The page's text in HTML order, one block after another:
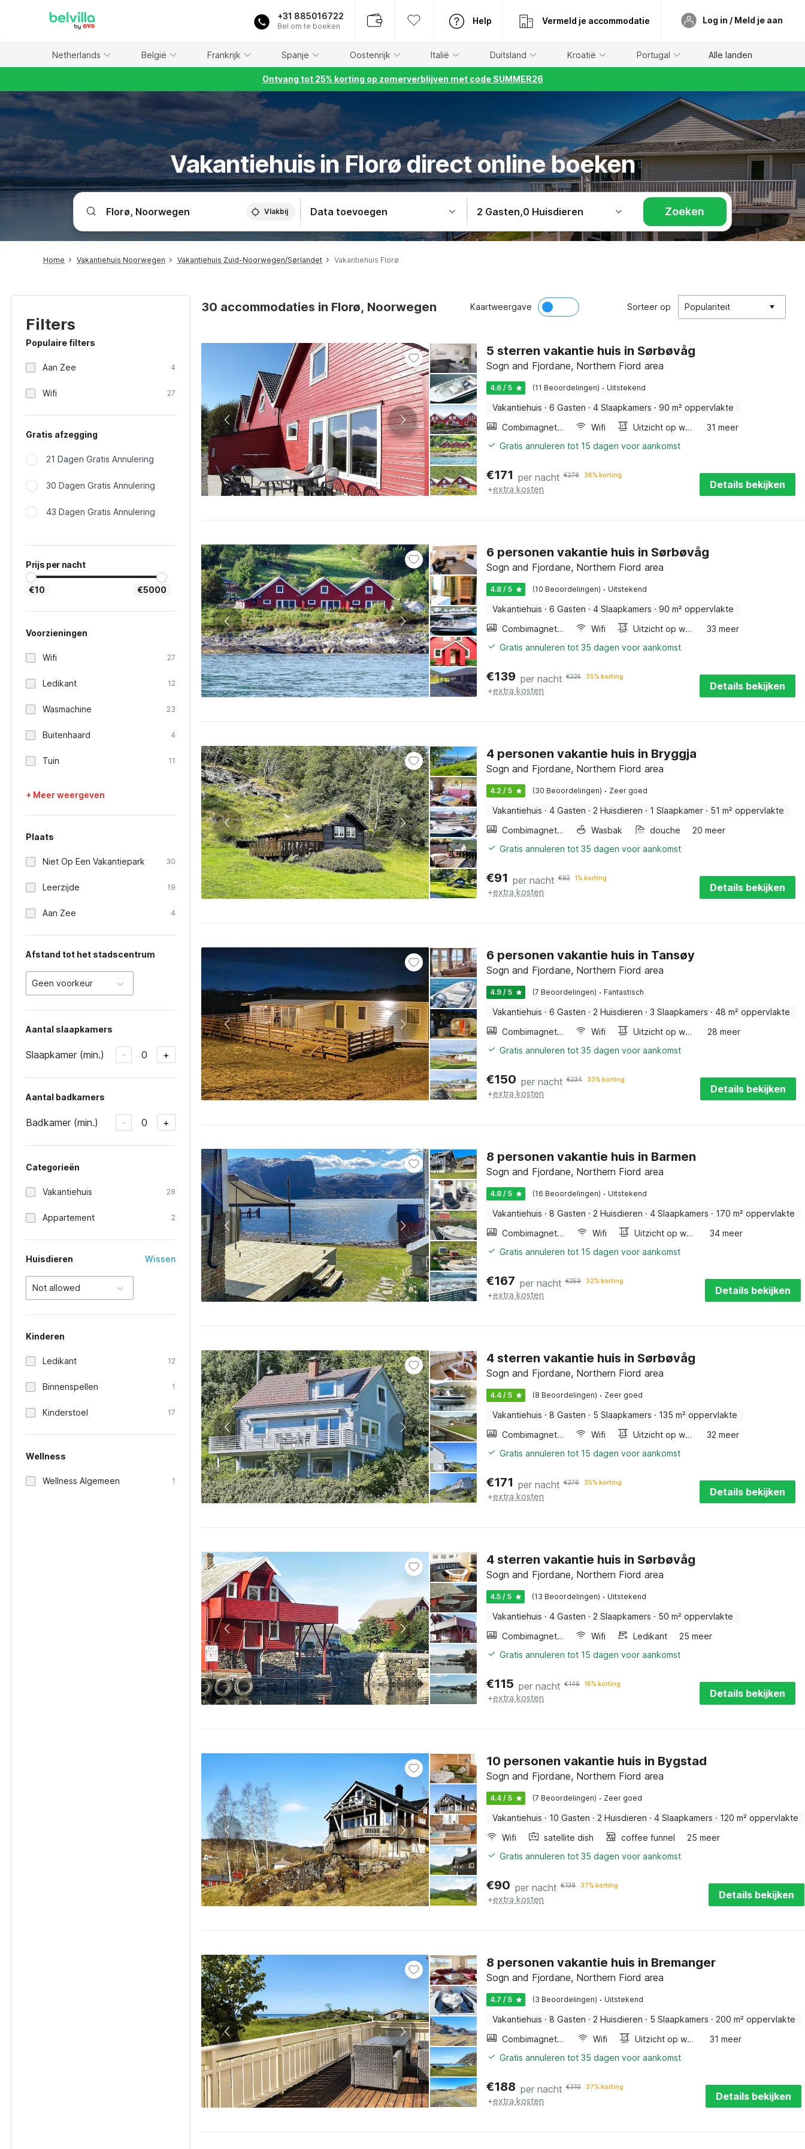
+31 885016722
Bel om te boeken
Help Vermeld je accommodatie Log in / Meld je aan
Netherlands België Frankrijk Spanje Oostenrijk Italië Duitsland Kroatië Portugal Alle landen
Ontvang tot 25% korting op zomerverblijven met code SUMMER26
Vakantiehuis in Florø direct online boeken
Vlakbij Data toevoegen 2 Gasten,0 Huisdieren Zoeken
Home Vakantiehuis Noorwegen Vakantiehuis Zuid-Noorwegen/Sørlandet Vakantiehuis Florø
Filters
Populaire filters
Aan Zee 4
Wifi 27
Gratis afzegging
21 Dagen Gratis Annulering
30 Dagen Gratis Annulering
43 Dagen Gratis Annulering
Prijs per nacht
€10 €5000
Voorzieningen
Wifi 27
Ledikant 12
Wasmachine 23
Buitenhaard 4
Tuin 11
+ Meer weergeven
Plaats
Niet Op Een Vakantiepark 30
Leerzijde 19
Aan Zee 4
Afstand tot het stadscentrum
Geen voorkeur
Aantal slaapkamers
Slaapkamer (min.) - 0 +
Aantal badkamers
Badkamer (min.) - 0 +
Categorieën
Vakantiehuis 28
Appartement 2
Huisdieren Wissen
Not allowed
Kinderen
Ledikant 12
Binnenspellen 1
Kinderstoel 17
Wellness
Wellness Algemeen 1
30 accommodaties in Florø, Noorwegen Kaartweergave Sorteer op Populariteit
5 sterren vakantie huis in Sørbøvåg
Sogn and Fjordane, Northern Fiord area
4.6 / 5 (11 Beoordelingen) · Uitstekend
Vakantiehuis · 6 Gasten · 4 Slaapkamers · 90 m² oppervlakte
Combimagnetron
Wifi Uitzicht op water
31 meer
Gratis annuleren tot 15 dagen voor aankomst
€171 per nacht €278 36% korting
+extra kosten Details bekijken
6 personen vakantie huis in Sørbøvåg
Sogn and Fjordane, Northern Fiord area
4.8 / 5 (10 Beoordelingen) · Uitstekend
Vakantiehuis · 6 Gasten · 4 Slaapkamers · 90 m² oppervlakte
Combimagnetron
Wifi Uitzicht op water
33 meer
Gratis annuleren tot 35 dagen voor aankomst
€139 per nacht €225 35% korting
+extra kosten Details bekijken
4 personen vakantie huis in Bryggja
Sogn and Fjordane, Northern Fiord area
4.2 / 5 (30 Beoordelingen) · Zeer goed
Vakantiehuis · 4 Gasten · 2 Huisdieren · 1 Slaapkamer · 51 m² oppervlakte
Combimagnetron
Wasbak douche
20 meer
Gratis annuleren tot 35 dagen voor aankomst
€91 per nacht €92 1% korting
+extra kosten Details bekijken
6 personen vakantie huis in Tansøy
Sogn and Fjordane, Northern Fiord area
4.9 / 5 (7 Beoordelingen) · Fantastisch
Vakantiehuis · 6 Gasten · 2 Huisdieren · 3 Slaapkamers · 48 m² oppervlakte
Combimagnetron
Wifi Uitzicht op water
28 meer
Gratis annuleren tot 35 dagen voor aankomst
€150 per nacht €234 33% korting
+extra kosten Details bekijken
8 personen vakantie huis in Barmen
Sogn and Fjordane, Northern Fiord area
4.8 / 5 (16 Beoordelingen) · Uitstekend
Vakantiehuis · 8 Gasten · 2 Huisdieren · 4 Slaapkamers · 170 m² oppervlakte
Combimagnetron
Wifi Uitzicht op water
34 meer
Gratis annuleren tot 15 dagen voor aankomst
€167 per nacht €259 32% korting
+extra kosten Details bekijken
4 sterren vakantie huis in Sørbøvåg
Sogn and Fjordane, Northern Fiord area
4.4 / 5 (8 Beoordelingen) · Zeer goed
Vakantiehuis · 8 Gasten · 5 Slaapkamers · 135 m² oppervlakte
Combimagnetron
Wifi Uitzicht op water
32 meer
Gratis annuleren tot 15 dagen voor aankomst
€171 per nacht €276 35% korting
+extra kosten Details bekijken
4 sterren vakantie huis in Sørbøvåg
Sogn and Fjordane, Northern Fiord area
4.5 / 5 (13 Beoordelingen) · Uitstekend
Vakantiehuis · 4 Gasten · 2 Slaapkamers · 50 m² oppervlakte
Combimagnetron
Wifi Ledikant
25 meer
Gratis annuleren tot 15 dagen voor aankomst
€115 per nacht €146 16% korting
+extra kosten Details bekijken
10 personen vakantie huis in Bygstad
Sogn and Fjordane, Northern Fiord area
4.4 / 5 (7 Beoordelingen) · Zeer goed
Vakantiehuis · 10 Gasten · 2 Huisdieren · 4 Slaapkamers · 120 m² oppervlakte
Wifi
satellite dish coffee funnel
25 meer
Gratis annuleren tot 35 dagen voor aankomst
€90 per nacht €139 37% korting
+extra kosten Details bekijken
8 personen vakantie huis in Bremanger
Sogn and Fjordane, Northern Fiord area
4.7 / 5 (3 Beoordelingen) · Uitstekend
Vakantiehuis · 8 Gasten · 2 Huisdieren · 5 Slaapkamers · 200 m² oppervlakte
Combimagnetron
Wifi Uitzicht op water
31 meer
Gratis annuleren tot 35 dagen voor aankomst
€188 per nacht €310 37% korting
+extra kosten Details bekijken